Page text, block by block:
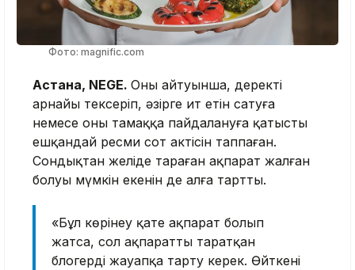
Фото: magnific.com
Астана, NEGE. Оның айтуынша, деректі
арнайы тексеріп, әзірге ит етін сатуға
немесе оны тамаққа пайдалануға қатысты
ешқандай ресми сот актісін таппаған.
Сондықтан желіде тараған ақпарат жалған
болуы мүмкін екенін де алға тартты.
«Бұл көрінеу қате ақпарат болып
жатса, сол ақпаратты таратқан
блогерді жауапқа тарту керек. Өйткені